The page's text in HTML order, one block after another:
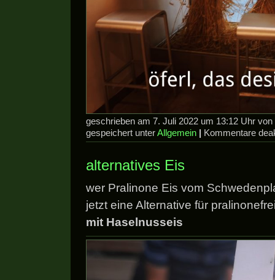
geschrieben am 7. Juli 2022 um 13:12 Uhr
gespeichert unterAllgemein Kommentare
alternatives Eis
wer Pralinone Eis vom
jetzt eine Alternative für
mit Haselnusseis